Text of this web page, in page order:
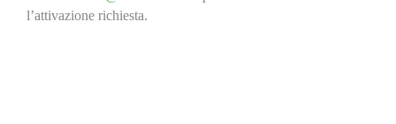
l’attivazione richiesta.